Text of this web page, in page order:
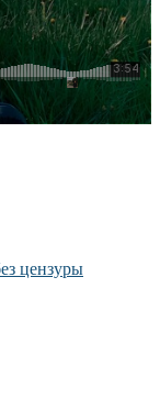
цензуры